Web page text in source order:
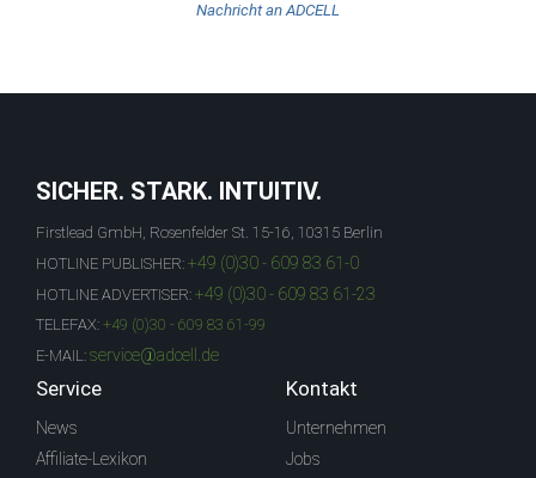
Nachricht an ADCELL
SICHER. STARK. INTUITIV.
Firstlead GmbH, Rosenfelder St. 15-16, 10315 Berlin
HOTLINE PUBLISHER: +49 (0)30 - 609 83 61-0
HOTLINE ADVERTISER: +49 (0)30 - 609 83 61-23
TELEFAX: +49 (0)30 - 609 83 61-99
E-MAIL: service@adcell.de
Service
News
Affiliate-Lexikon
Kontakt
Unternehmen
Jobs